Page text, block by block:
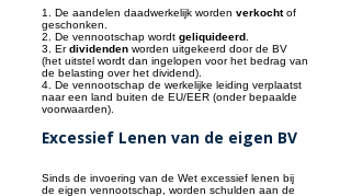
1. De aandelen daadwerkelijk worden verkochtof
geschonken.
2. De vennootschap wordt geliquideerd
3. Erdividenden worden uitgekeerd door de BV
(het uitstel wordt dan ingelopen voor het bedrag van
de belasting over het dividend).
4. De vennootschap de werkelijke leiding verplaatst
naar een land buiten de EU/EER (onder bepaalde
voorwaarden).
Excessief Lenen van de eigen BV
Sinds de invoering van de Wet excessief lenen bij
de eigen vennootschap, worden schulden aan de